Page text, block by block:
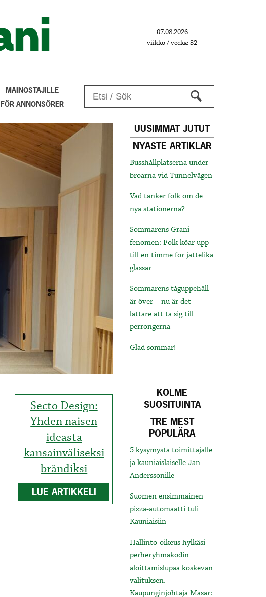
07.08.2026
viikko / vecka: 32
MAINOSTAJILLE
FÖR ANNONSÖRER
Secto Design:
Yhden naisen
ideasta
kansainväliseksi
brändiksi
LUE ARTIKKELI
UUSIMMAT JUTUT
NYASTE ARTIKLAR
Busshållplatserna under
broarna vid Tunnelvägen
Vad tänker folk om de
nya stationerna?
Sommarens Grani-
fenomen: Folk köar upp
till en timme för jättelika
glassar
Sommarens tåguppehåll
är över – nu är det
lättare att ta sig till
perrongerna
Glad sommar!
KOLME
SUOSITUINTA
TRE MEST
POPULÄRA
5 kysymystä toimittajalle
ja kauniaislaiselle Jan
Anderssonille
Suomen ensimmäinen
pizza-automaatti tuli
Kauniaisiin
Hallinto-oikeus hylkäsi
perheryhmäkodin
aloittamislupaa koskevan
valituksen.
Kaupunginjohtaja Masar: